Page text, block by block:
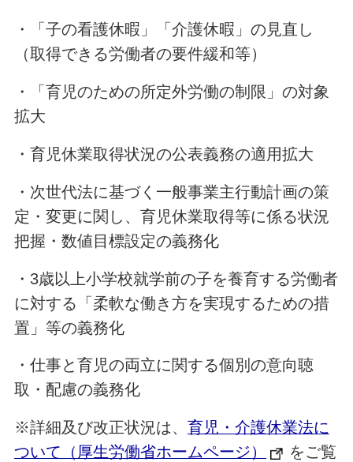
・「子の看護休暇」「介護休暇」の見直し
（取得できる労働者の要件緩和等）
・「育児のための所定外労働の制限」の対象
拡大
・育児休業取得状況の公表義務の適用拡大
・次世代法に基づく一般事業主行動計画の策
定・変更に関し、育児休業取得等に係る状況
把握・数値目標設定の義務化
・3歳以上小学校就学前の子を養育する労働者
に対する「柔軟な働き方を実現するための措
置」等の義務化
・仕事と育児の両立に関する個別の意向聴
取・配慮の義務化
※詳細及び改正状況は、 育児・介護休業法に
ついて（厚生労働省ホームページ）
をご覧